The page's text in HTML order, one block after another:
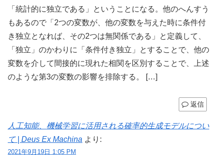
「統計的に独立である」ということになる。他のへんすう
もあるので「2つの変数が、他の変数を与えた時に条件付
き独立となれば、その2つは無関係である」と定義して、
「独立」のかわりに「条件付き独立」とすることで、他の
変数を介して間接的に現れた相関を区別することで、上述
のような第3の変数の影響を排除する。 […]
返信
人工知能、機械学習に活用される確率的生成モデルについ
て | Deus Ex Machina より:
2021年9月19日 1:05 PM